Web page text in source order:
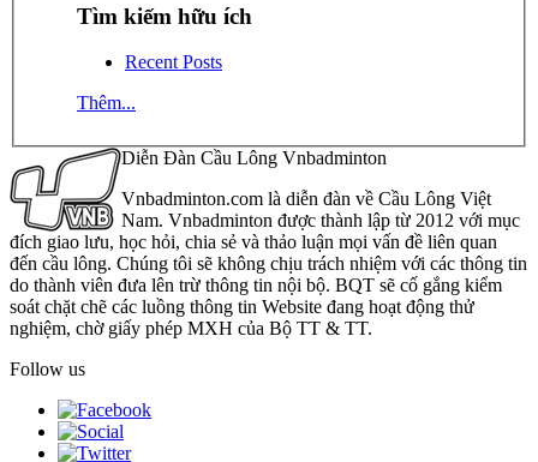
Tìm kiếm hữu ích
Recent Posts
Thêm...
Diễn Đàn Cầu Lông Vnbadminton
Vnbadminton.com là diễn đàn về Cầu Lông Việt
Nam. Vnbadminton được thành lập từ 2012 với mục
đích giao lưu, học hỏi, chia sẻ và thảo luận mọi vấn đề liên quan
đến cầu lông. Chúng tôi sẽ không chịu trách nhiệm với các thông tin
do thành viên đưa lên trừ thông tin nội bộ. BQT sẽ cố gắng kiểm
soát chặt chẽ các luồng thông tin Website đang hoạt động thử
nghiệm, chờ giấy phép MXH của Bộ TT & TT.
Follow us